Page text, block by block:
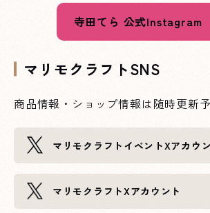
寺田てら 公式Instagram
マリモクラフトSNS
商品情報・ショップ情報は随時更新予
XXXへページ遷移します。
マリモクラフト イベントXアカウ
XXXへページ遷移します。
マリモクラフトXアカウント